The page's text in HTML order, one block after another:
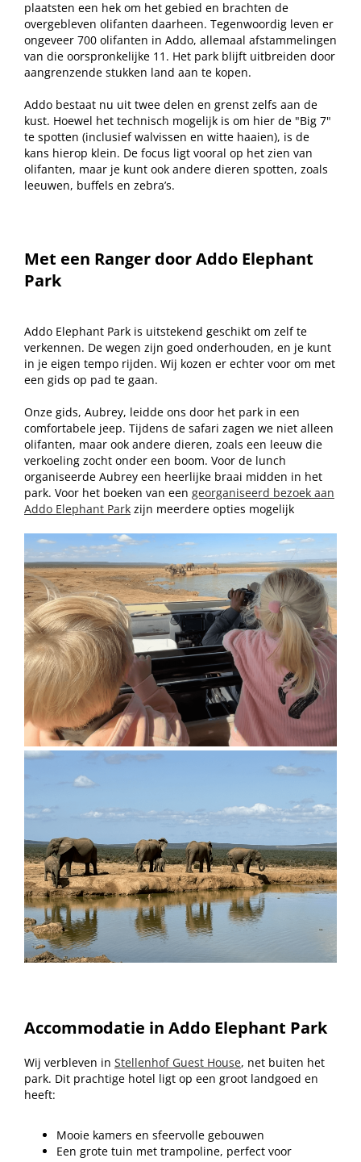
plaatsten een hek om het gebied en brachten de
overgebleven olifanten daarheen. Tegenwoordig leven er
ongeveer 700 olifanten in Addo, allemaal afstammelingen
van die oorspronkelijke 11. Het park blijft uitbreiden door
aangrenzende stukken land aan te kopen.
Addo bestaat nu uit twee delen en grenst zelfs aan de
kust. Hoewel het technisch mogelijk is om hier de "Big 7"
te spotten (inclusief walvissen en witte haaien), is de
kans hierop klein. De focus ligt vooral op het zien van
olifanten, maar je kunt ook andere dieren spotten, zoals
leeuwen, buffels en zebra’s.
Met een Ranger door Addo Elephant
Park
Addo Elephant Park is uitstekend geschikt om zelf te
verkennen. De wegen zijn goed onderhouden, en je kunt
in je eigen tempo rijden. Wij kozen er echter voor om met
een gids op pad te gaan.
Onze gids, Aubrey, leidde ons door het park in een
comfortabele jeep. Tijdens de safari zagen we niet alleen
olifanten, maar ook andere dieren, zoals een leeuw die
verkoeling zocht onder een boom. Voor de lunch
organiseerde Aubrey een heerlijke braai midden in het
park. Voor het boeken van een georganiseerd bezoek aan
Addo Elephant Park zijn meerdere opties mogelijk
Accommodatie in Addo Elephant Park
Wij verbleven in Stellenhof Guest House, net buiten het
park. Dit prachtige hotel ligt op een groot landgoed en
heeft:
Mooie kamers en sfeervolle gebouwen
Een grote tuin met trampoline, perfect voor